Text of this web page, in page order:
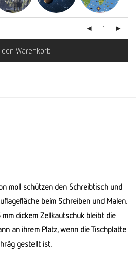
den Warenkorb
moll schützen den Schreibtisch und
beim Schreiben und Malen.
dickem Zellkautschuk bleibt die
an ihrem Platz, wenn die Tischplatte
gestellt ist.